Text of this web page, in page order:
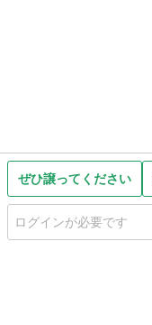
ぜひ譲ってください